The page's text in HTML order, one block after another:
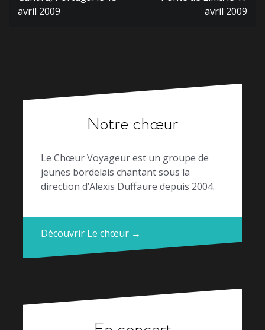
l’article
avril 2009
avril 2009
Notre chœur
Le Chœur Voyageur est un groupe de
jeunes bordelais chantant sous la
direction d’Alexis Duffaure depuis 2004.
Découvrir Le chœur →